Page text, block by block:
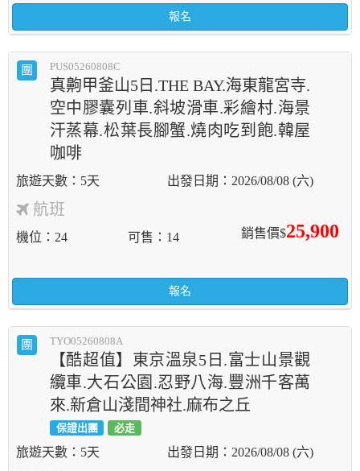
報名
團 PUS05260808C
真齁甲釜山5日.THE BAY.海東龍宮寺.
空中膠囊列車.斜坡滑車.彩繪村.海景
汗蒸幕.松葉長腳蟹.燒肉吃到飽.韓屋
咖啡
5天 2026/08/08 (六)
航班
銷售價$25,900
機位 24 可售 14
報名
團 TYO05260808A
【酷超值】東京溫泉5日.富士山景觀
纜車.大石公園.忍野八海.豐洲千客萬
來.新倉山淺間神社.麻布之丘
保證出團 必走
5天 2026/08/08 (六)